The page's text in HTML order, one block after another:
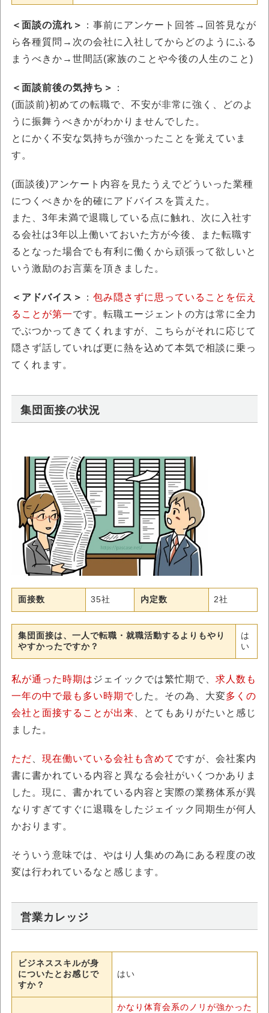
＜面談の流れ＞
：事前にアンケート回答→回答見なが
ら各種質問→次の会社に入社してからどのようにふる
まうべきか→世間話(家族のことや今後の人生のこと)
＜面談前後の気持ち＞
：
(面談前)初めての転職で、不安が非常に強く、どのよ
うに振舞うべきかがわかりませんでした。
とにかく不安な気持ちが強かったことを覚えていま
す。
(面談後)アンケート内容を見たうえでどういった業種
につくべきかを的確にアドバイスを貰えた。
また、3年未満で退職している点に触れ、次に入社す
る会社は3年以上働いておいた方が今後、また転職す
るとなった場合でも有利に働くから頑張って欲しいと
いう激励のお言葉を頂きました。
＜アドバイス＞ ： 包み隠さずに思っていることを伝え
ることが第一です。転職エージェントの方は常に全力
でぶつかってきてくれますが、こちらがそれに応じて
隠さず話していれば更に熱を込めて本気で相談に乗っ
てくれます。
集団面接の状況
面接数 35社 内定数 2社
集団面接は、一人で転職・就職活動するよりもやり
やすかったですか？
は
い
私が通った時期は ジェイックでは繁忙期で、 求人数も
一年の中で最も多い時期でした。その為、大変多くの
会社と面接することが出来 、とてもありがたいと感じ
ました。
ただ 現在働いている会社も含めて ですが、会社案内
書に書かれている内容と異なる会社がいくつかありま
した。現に、書かれている内容と実際の業務体系が異
なりすぎてすぐに退職をしたジェイック同期生が何人
かおります。
そういう意味では、やはり人集めの為にある程度の改
変は行われているなと感じます。
営業カレッジ
ビジネススキルが身
についたとお感じで
すか？
はい
かなり体育会系のノリが強かった